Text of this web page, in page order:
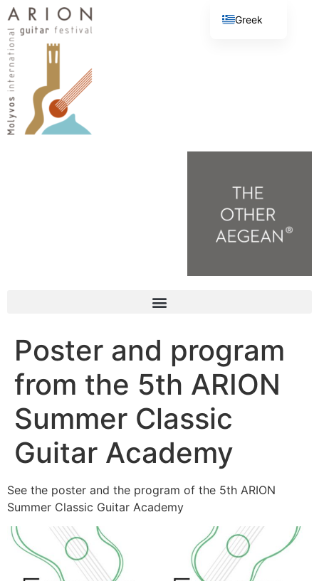
Poster and program
from the 5th ARION
Summer Classic
Guitar Academy
See the poster and the program of the 5th ARION
Summer Classic Guitar Academy
Greek